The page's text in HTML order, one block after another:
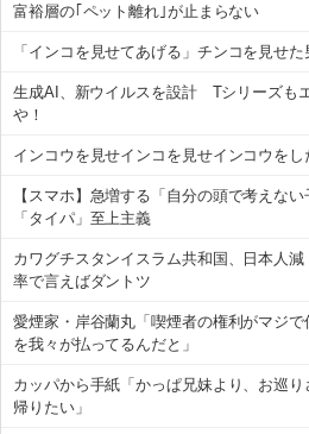
富裕層の｢ペット離れ｣が止まらない
「インコを見せてあげる」チンコを見せ
生成AI、新ウイルスを設計 Tシリーズも
や！
インコウを見せインコを見せインコウをし
【スマホ】急増する「自分の頭で考えな
「タイパ」至上主義
カワグチスタンイスラム共和国、日本人
率で言えばダントツ
愛煙家・岸谷蘭丸「喫煙者の権利がマジ
を我々が払ってるんだと」
カッパから手紙「かっぱ兄妹より、お巡
帰りたい」